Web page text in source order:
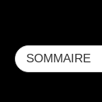
SOMMAIRE